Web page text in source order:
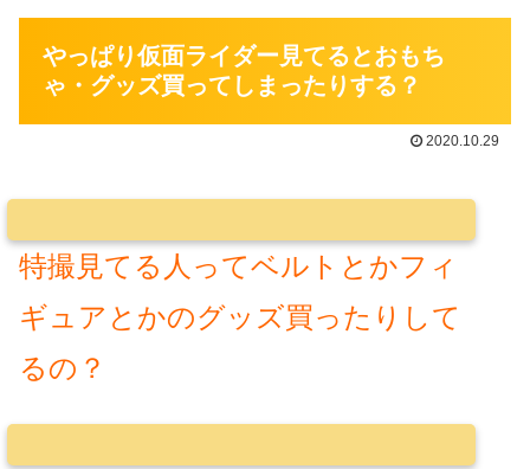
やっぱり仮面ライダー見てるとおもち
ゃ・グッズ買ってしまったりする？
2020.10.29
特撮見てる人ってベルトとかフィ
ギュアとかのグッズ買ったりして
るの？